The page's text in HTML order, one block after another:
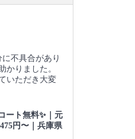
不具合があり
かりました。
いただき大変
ート無料✨｜元
円〜｜兵庫県